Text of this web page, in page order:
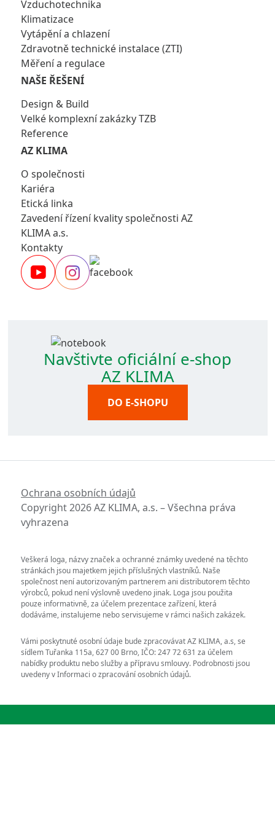
Vzduchotechnika
Klimatizace
Vytápění a chlazení
Zdravotně technické instalace (ZTI)
Měření a regulace
NAŠE ŘEŠENÍ
Design & Build
Velké komplexní zakázky TZB
Reference
AZ KLIMA
O společnosti
Kariéra
Etická linka
Zavedení řízení kvality společnosti AZ
KLIMA a.s.
Kontakty
Navštivte oficiální e-shop
AZ KLIMA
DO E-SHOPU
Ochrana osobních údajů
Copyright 2026 AZ KLIMA, a.s. – Všechna práva
vyhrazena
Veškerá loga, názvy značek a ochranné známky uvedené na těchto
stránkách jsou majetkem jejich příslušných vlastníků. Naše
společnost není autorizovaným partnerem ani distributorem těchto
výrobců, pokud není výslovně uvedeno jinak. Loga jsou použita
pouze informativně, za účelem prezentace zařízení, která
dodáváme, instalujeme nebo servisujeme v rámci našich zakázek.
Vámi poskytnuté osobní údaje bude zpracovávat AZ KLIMA, a.s, se
sídlem Tuřanka 115a, 627 00 Brno, IČO: 247 72 631 za účelem
nabídky produktu nebo služby a přípravu smlouvy. Podrobnosti jsou
uvedeny v Informaci o zpracování osobních údajů.